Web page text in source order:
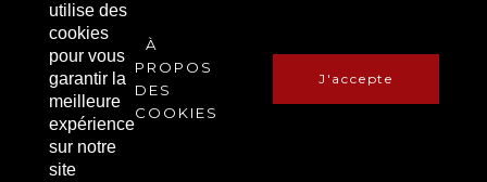
Copyright © 2021 Amanbox. Tous droits réservés.
utilise des
cookies
pour vous
garantir la
meilleure
expérience
sur notre
site
À
PROPOS
DES
COOKIES
J'accepte